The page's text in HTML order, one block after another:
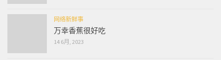
网络新鲜事
万幸香蕉很好吃
14 6月, 2023